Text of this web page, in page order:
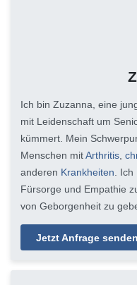
Ich bin Zuzanna, eine
mit Leidenschaft um
kümmert. Mein
Menschen mitArthritis,
anderen Krankheiten. Ich
Fürsorge und Empathie
von Geborgenheit zu
Jetzt Anfrage senden